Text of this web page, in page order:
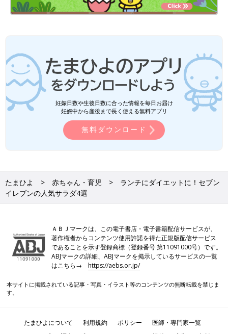
妊娠日数や生後日数に合った情報を毎日お届け
妊娠中から産後まで長く使える無料アプリ
無料ダウンロード
たまひよ 赤ちゃん・育児
ランチにダイエットに！セブン
イレブンの人気サラダ4選
ＡＢＪマークは、この電子書店・電子書籍配信サービスが、
著作権者からコンテンツ使用許諾を得た正規版配信サービス
であることを示す登録商標（登録番号 第11091000号）です。
ABJマークの詳細、ABJマークを掲示しているサービスの一覧
はこちら→https://aebs.or.jp/
本サイトに掲載されている記事・写真・イラスト等のコンテンツの無断転載を禁じま
す。
たまひよについて 利用規約 ポリシー
医師・専門家一覧